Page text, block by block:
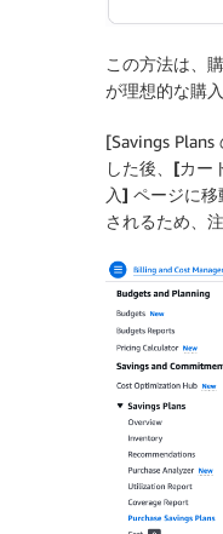
この方法は、
が理想的な購
[Savings
した後、 [カー
入] ページに
されるため、